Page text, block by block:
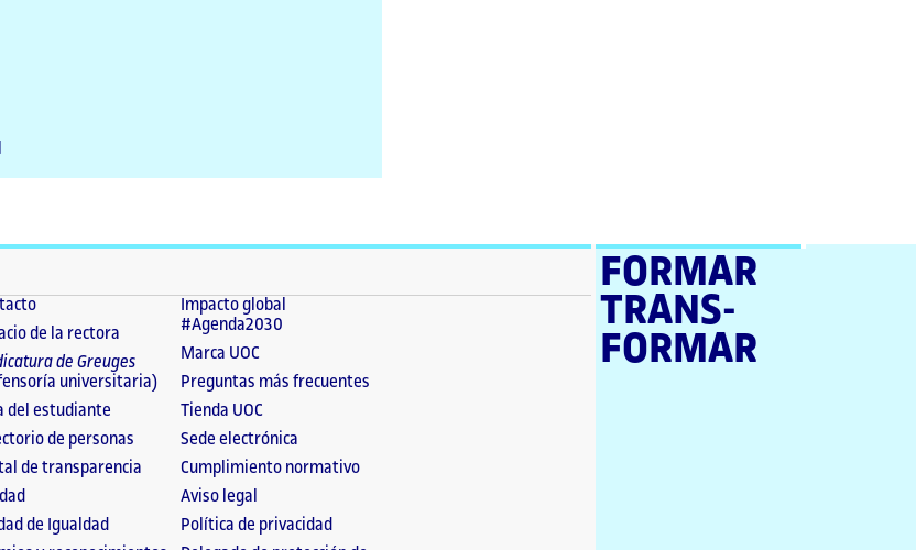
Enllaç
de la rectora
de Greuges
universitaria)
del estudiante
de personas
de transparencia
de Igualdad
Impacto global
#Agenda2030
Marca UOC
Preguntas más frecuentes
Tienda UOC
Sede electrónica
Cumplimiento normativo
Aviso legal
Política de privacidad
FORMAR
TRANS­
FORMAR